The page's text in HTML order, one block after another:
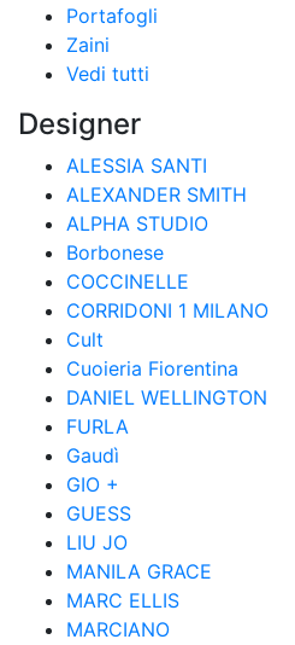
Portafogli
Zaini
Vedi tutti
Designer
ALESSIA SANTI
ALEXANDER SMITH
ALPHA STUDIO
Borbonese
COCCINELLE
CORRIDONI 1 MILANO
Cult
Cuoieria Fiorentina
DANIEL WELLINGTON
FURLA
Gaudì
GIO +
GUESS
LIU JO
MANILA GRACE
MARC ELLIS
MARCIANO